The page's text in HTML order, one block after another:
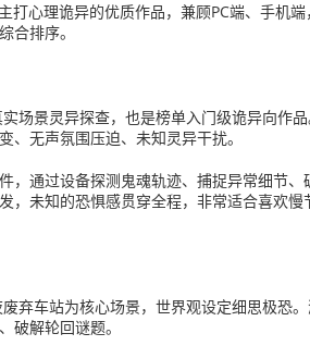
心理诡异的优质作品，兼顾PC端、手机端，
合排序。
场景灵异探查，也是榜单入门级诡异向作品
无声氛围压迫、未知灵异干扰。
，通过设备探测鬼魂轨迹、捕捉异常细节、
，未知的恐惧感贯穿全程，非常适合喜欢慢
弃车站为核心场景，世界观设定细思极恐
破解轮回谜题。